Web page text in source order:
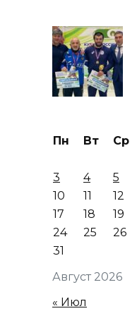
Август 2026
Пн Вт Ср
3
4 5
10
11 12
17
18 19
24
25 26
31
« Июл